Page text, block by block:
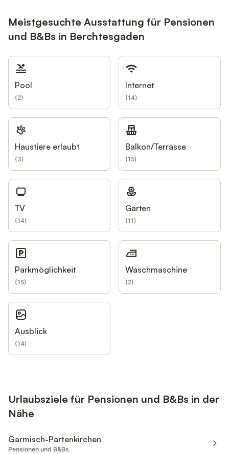
Meistgesuchte Ausstattung für Pensionen
und B&Bs in Berchtesgaden
Pool
(2)
Internet
(14)
Haustiere erlaubt
(3)
Balkon/Terrasse
(15)
TV
(14)
Garten
(11)
Parkmöglichkeit
(15)
Waschmaschine
(2)
Ausblick
(14)
Urlaubsziele für Pensionen und B&Bs in der
Nähe
Garmisch-Partenkirchen
Pensionen und B&Bs